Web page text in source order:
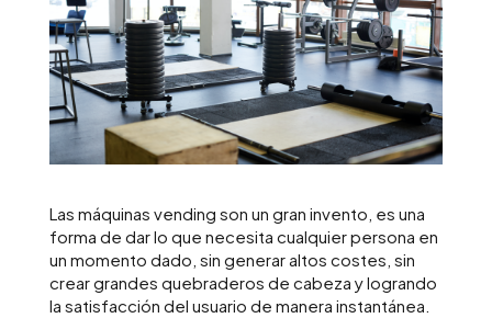
Las máquinas vending son un gran invento, es una
forma de dar lo que necesita cualquier persona en
un momento dado, sin generar altos costes, sin
crear grandes quebraderos de cabeza y logrando
la satisfacción del usuario de manera instantánea.